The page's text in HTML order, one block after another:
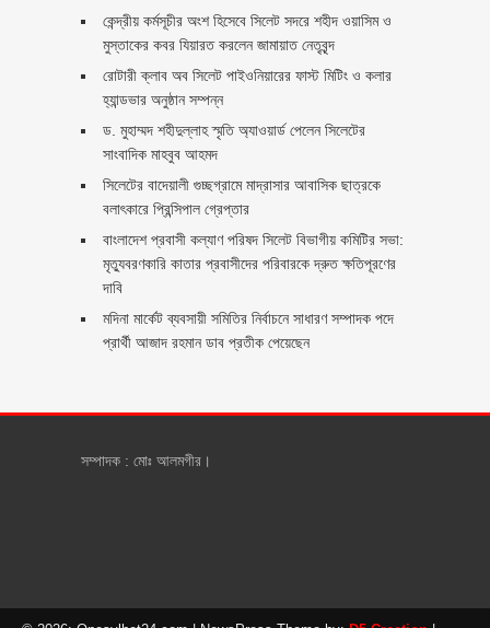
কেন্দ্রীয় কর্মসূচীর অংশ হিসেবে সিলেট সদরে শহীদ ওয়াসিম ও
মুস্তাকের কবর যিয়ারত করলেন জামায়াত নেতৃবৃন্দ ‎
রোটারী ক্লাব অব সিলেট পাইওনিয়ারের ফাস্ট মিটিং ও কলার
হ্যান্ডভার অনুষ্ঠান সম্পন্ন
ড. মুহাম্মদ শহীদুল্লাহ স্মৃতি অ্যাওয়ার্ড পেলেন সিলেটের
সাংবাদিক মাহবুব আহমদ
সিলেটের বাদেয়ালী গুচ্ছগ্রামে মাদ্রাসার আবাসিক ছাত্রকে
বলাৎকারে প্রিন্সিপাল গ্রেপ্তার ‎
বাংলাদেশ প্রবাসী কল্যাণ পরিষদ সিলেট বিভাগীয় কমিটির সভা:
মৃত্যুবরণকারি কাতার প্রবাসীদের পরিবারকে দ্রুত ক্ষতিপূরণের
দাবি
মদিনা মার্কেট ব্যবসায়ী সমিতির নির্বাচনে সাধারণ সম্পাদক পদে
প্রার্থী আজাদ রহমান ডাব প্রতীক পেয়েছেন ‎
সম্পাদক : মোঃ আলমগীর।